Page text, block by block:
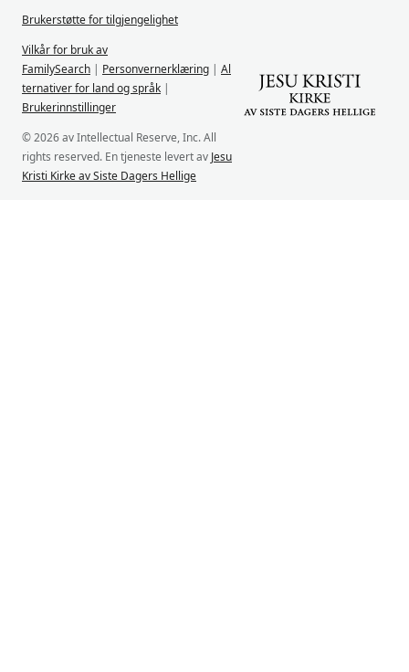
Brukerstøtte for tilgjengelighet
Vilkår for bruk av
FamilySearch | Personvernerklæring | Al
ternativer for land og språk |
Brukerinnstillinger
© 2026 av Intellectual Reserve, Inc. All
rights reserved. En tjeneste levert av Jesu
Kristi Kirke av Siste Dagers Hellige